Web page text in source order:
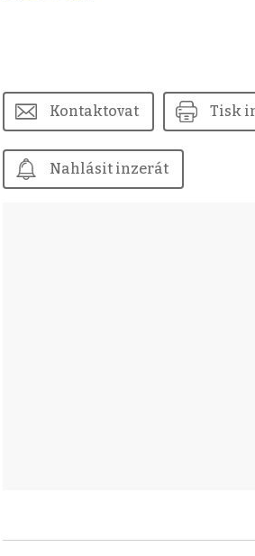
Kontaktovat Tisk
Nahlásit inzerát